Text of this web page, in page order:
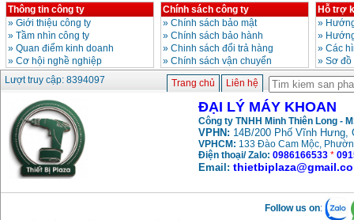
Thông tin công ty
» Giới thiệu công ty
» Tầm nhìn công ty
» Quan điểm kinh doanh
» Cơ hội nghề nghiệp
Chính sách công ty
» Chính sách bảo mật
» Chính sách bảo hành
» Chinh sách đổi trả hàng
» Chính sách vận chuyển
Hỗ trợ
»
»
» Các
» Sơ
Lượt truy cập: 8394097
Trang chủ Liên hệ
ĐẠI LÝ MÁY KHOAN
Công ty TNHH Minh Thiên Long -
VPHN: 14B/200 Phố Vĩnh Hưng,
VPHCM: 133 Đào Cam Mộc,
Điện thoại/ Zalo: 0986166533 *
Email:
Follow us on: